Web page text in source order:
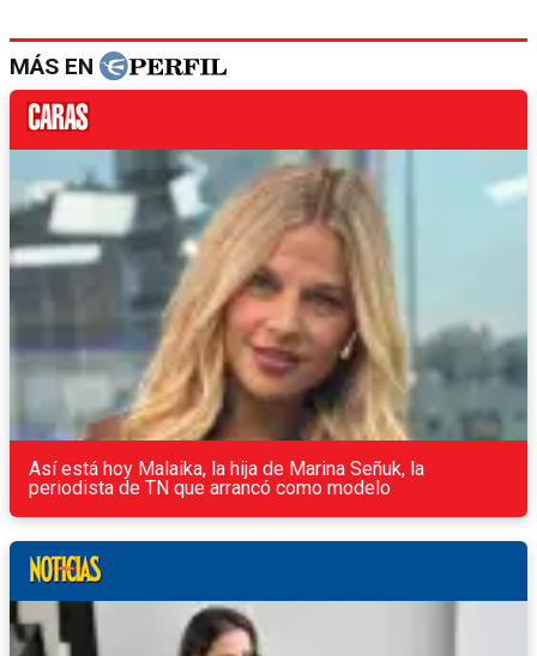
MÁS EN
Así está hoy Malaika, la hija de Marina Señuk, la
periodista de TN que arrancó como modelo